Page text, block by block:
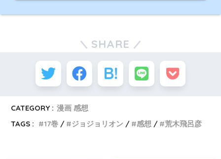
SHARE
CATEGORY : 漫画 感想
TAGS :
17巻 ジョジョリオン 感想 荒木飛呂彦